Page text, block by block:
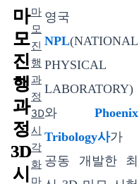
마
모
진
행
과
정
3D
시
마
모
진
행
과
정
3D
시
각
화
영국
NPL(NATIONAL
PHYSICAL
LABORATORY)
와 Phoenix
Tribology사가
공동 개발한 최